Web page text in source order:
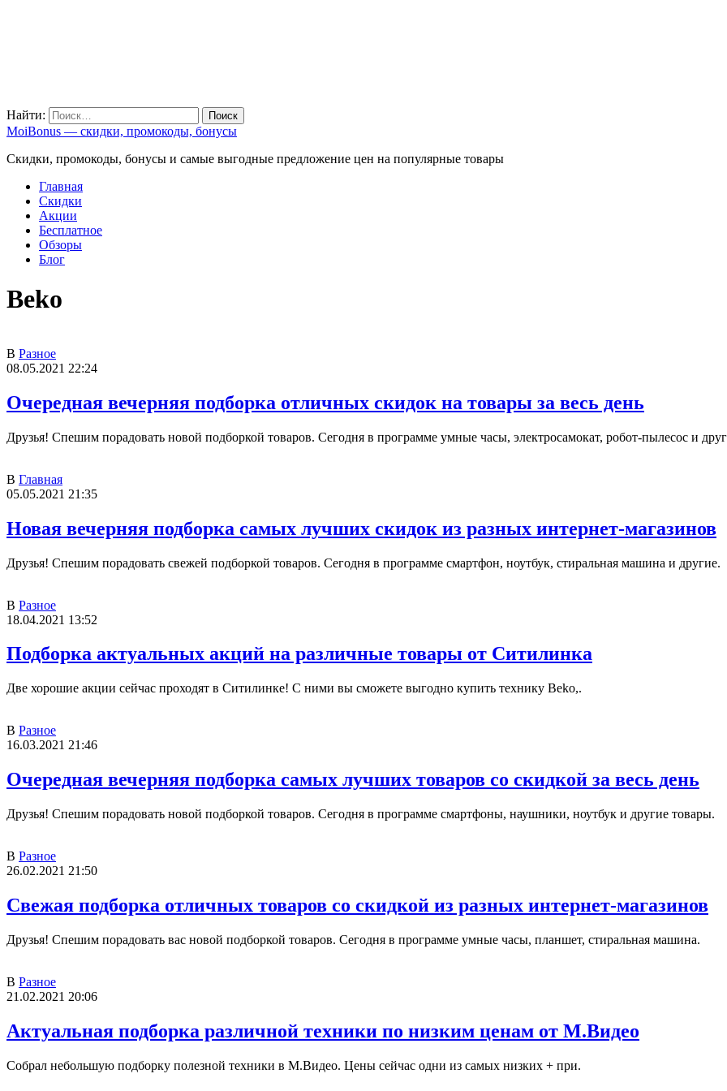
Найти:
MoiBonus — скидки, промокоды, бонусы
Скидки, промокоды, бонусы и самые выгодные предложение цен на популярные товары
Главная
Скидки
Акции
Бесплатное
Обзоры
Блог
Beko
В Разное
08.05.2021 22:24
Очередная вечерняя подборка отличных скидок на товары за весь день
Друзья! Спешим порадовать новой подборкой товаров. Сегодня в программе умные часы, электросамокат, робот-пылесос и
В Главная
05.05.2021 21:35
Новая вечерняя подборка самых лучших скидок из разных интернет-магазинов
Друзья! Спешим порадовать свежей подборкой товаров. Сегодня в программе смартфон, ноутбук, стиральная машина и другие.
В Разное
18.04.2021 13:52
Подборка актуальных акций на различные товары от Ситилинка
Две хорошие акции сейчас проходят в Ситилинке! С ними вы сможете выгодно купить технику Beko,.
В Разное
16.03.2021 21:46
Очередная вечерняя подборка самых лучших товаров со скидкой за весь день
Друзья! Спешим порадовать новой подборкой товаров. Сегодня в программе смартфоны, наушники, ноутбук и другие товары.
В Разное
26.02.2021 21:50
Свежая подборка отличных товаров со скидкой из разных интернет-магазинов
Друзья! Спешим порадовать вас новой подборкой товаров. Сегодня в программе умные часы, планшет, стиральная машина.
В Разное
21.02.2021 20:06
Актуальная подборка различной техники по низким ценам от М.Видео
Собрал небольшую подборку полезной техники в М.Видео. Цены сейчас одни из самых низких + при.